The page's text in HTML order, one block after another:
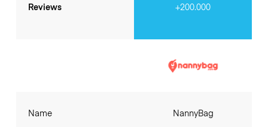
Reviews +200.000
Name NannyBag